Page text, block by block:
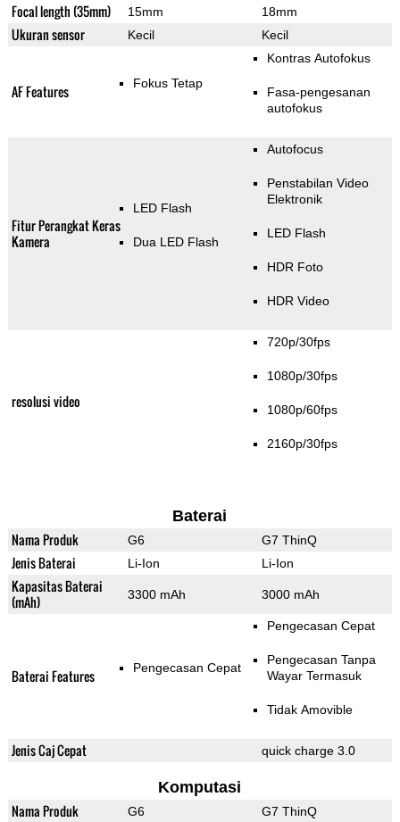
Focal length (35mm) 15mm 18mm
Ukuran sensor Kecil Kecil
AF Features Fokus Tetap
Kontras Autofokus
Fasa-pengesanan
autofokus
Fitur Perangkat Keras
Kamera
LED Flash
Dua LED Flash
Autofocus
Penstabilan Video
Elektronik
LED Flash
HDR Foto
HDR Video
resolusi video
720p/30fps
1080p/30fps
1080p/60fps
2160p/30fps
Baterai
Nama Produk G6 G7 ThinQ
Jenis Baterai Li-Ion Li-Ion
Kapasitas Baterai
(mAh)
3300 mAh 3000 mAh
Baterai Features Pengecasan Cepat
Pengecasan Cepat
Pengecasan Tanpa
Wayar Termasuk
Tidak Amovible
Jenis Caj Cepat quick charge 3.0
Komputasi
Nama Produk G6 G7 ThinQ